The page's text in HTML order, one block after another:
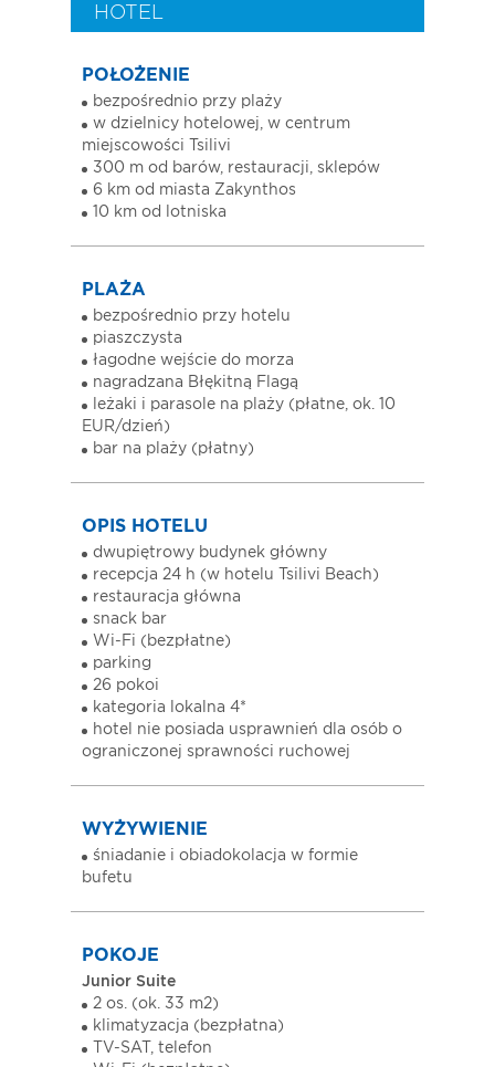
HOTEL
POŁOŻENIE
bezpośrednio przy plaży
w dzielnicy hotelowej, w centrum
miejscowości Tsilivi
300 m od barów, restauracji, sklepów
6 km od miasta Zakynthos
10 km od lotniska
PLAŻA
bezpośrednio przy hotelu
piaszczysta
łagodne wejście do morza
nagradzana Błękitną Flagą
leżaki i parasole na plaży (płatne, ok. 10
EUR/dzień)
bar na plaży (płatny)
OPIS HOTELU
dwupiętrowy budynek główny
recepcja 24 h (w hotelu Tsilivi Beach)
restauracja główna
snack bar
Wi-Fi (bezpłatne)
parking
26 pokoi
kategoria lokalna 4*
hotel nie posiada usprawnień dla osób o
ograniczonej sprawności ruchowej
WYŻYWIENIE
śniadanie i obiadokolacja w formie
bufetu
POKOJE
Junior Suite
2 os. (ok. 33 m2)
klimatyzacja (bezpłatna)
TV-SAT, telefon